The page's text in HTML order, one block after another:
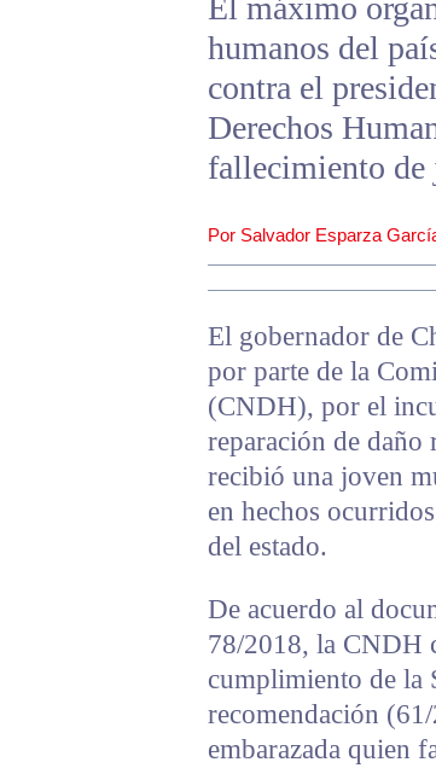
humanos del
contra el
Derechos
fallecimiento de
Por Salvador Esparza
El gobernador de
por parte de la
(CNDH), por el
reparación de daño
recibió una joven
en hechos
del estado.
De acuerdo al
78/2018, la CNDH
cumplimiento de la
recomendación
embarazada quien